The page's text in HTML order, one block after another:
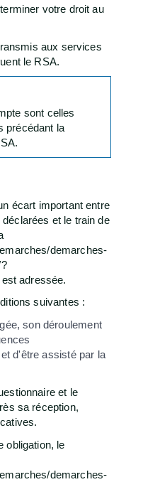
votre droit au
aux services
le RSA.
sont celles
précédant la
écart important entre
et le train de
demarches-
adressée.
suivantes :
son déroulement
d'être assisté par la
et le
sa réception,
obligation, le
demarches-